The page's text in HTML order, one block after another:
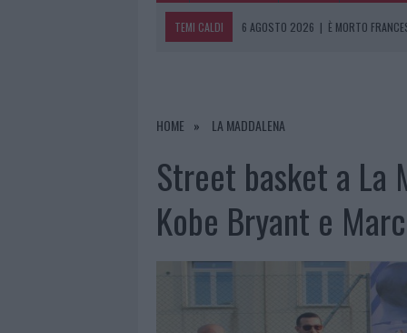
TEMI CALDI 6 AGOSTO 2026 | È MORTO
6 AGOSTO 2026 | EVENTI IN GALLURA, DA
HOME LA MADDALENA
Street basket a La
Kobe Bryant e